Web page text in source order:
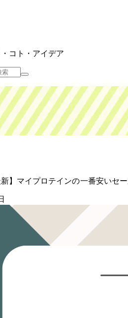
コト・アイデア
新】マイプロテインの一番安いセ